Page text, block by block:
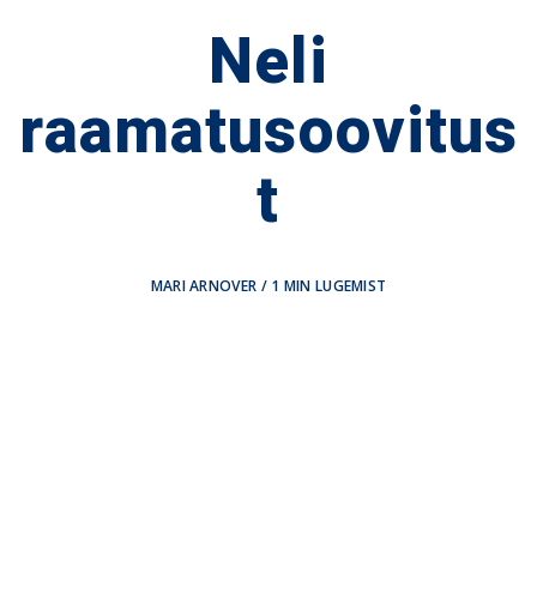
Neli
raamatusoovitus
t
MARI ARNOVER / 1 MIN LUGEMIST